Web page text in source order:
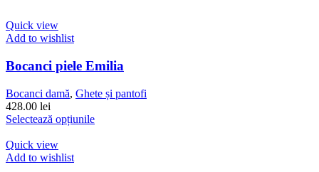
Opțiunile
pot
fi
alese
pagina
Quick view
Add to wishlist
Bocanci piele Emilia
Bocanci damă, Ghete și pantofi
428.00 lei
Selectează opțiunileAcest
Quick view
Add to wishlist